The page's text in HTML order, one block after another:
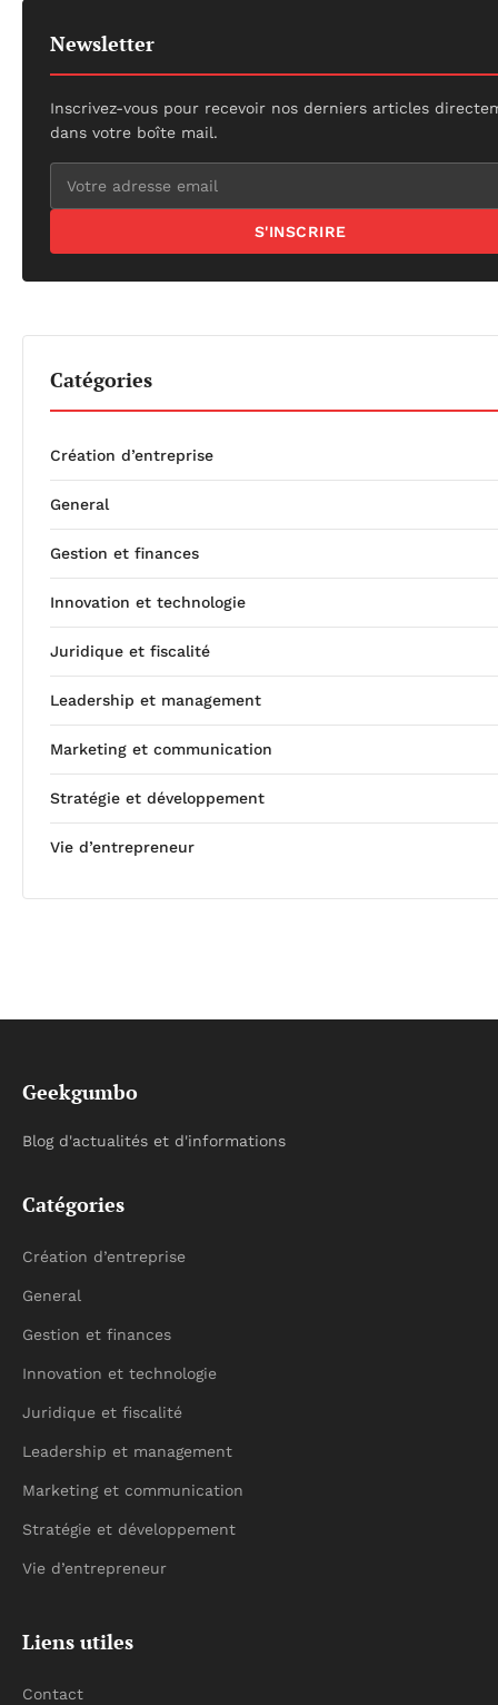
Newsletter
Inscrivez-vous pour recevoir nos derniers articles
dans votre boîte mail.
S'INSCRIRE
Catégories
Création d’entreprise
General
Gestion et finances
Innovation et technologie
Juridique et fiscalité
Leadership et management
Marketing et communication
Stratégie et développement
Vie d’entrepreneur
Geekgumbo
Blog d'actualités et d'informations
Catégories
Création d’entreprise
General
Gestion et finances
Innovation et technologie
Juridique et fiscalité
Leadership et management
Marketing et communication
Stratégie et développement
Vie d’entrepreneur
Liens utiles
Contact